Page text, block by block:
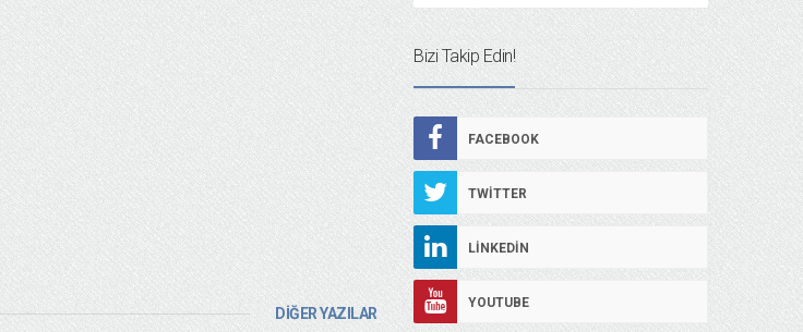
DİĞER YAZILAR
Bizi Takip Edin!
FACEBOOK
TWITTER
LINKEDIN
YOUTUBE